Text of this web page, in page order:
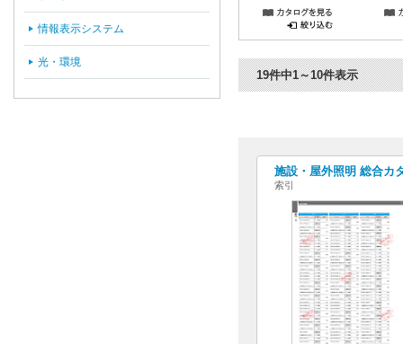
19件中1～10件表示
施設・屋外照明 総合カ
索引
情報表示システム
光・環境